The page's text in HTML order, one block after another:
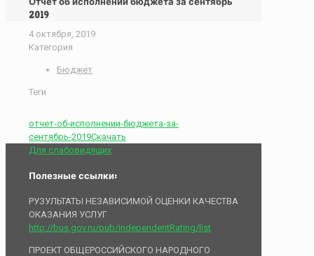
2019
4 октября, 2019
Категория
Бюджет
Теги
отчет-об-исполнении-бюджета-за-
сентябрь-2019Скачать
Для слабовидящих
Полезные ссылки:
РУЗУЛЬТАТЫ НЕЗАВИСИМОЙ ОЦЕНКИ КАЧЕСТВА
ОКАЗАНИЯ УСЛУГ
http://bus.gov.ru/pub/independentRating/list
ПРОЕКТ ОБЩЕРОССИЙСКОГО НАРОДНОГО